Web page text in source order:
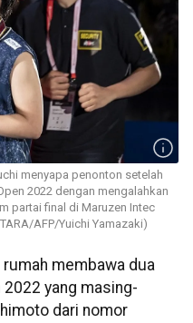
menyapa penonton setelah
2022 dengan mengalahkan
partai final di Maruzen Intec
AFP/Yuichi Yamazaki)
rumah membawa dua
2022 yang masing-
dari nomor